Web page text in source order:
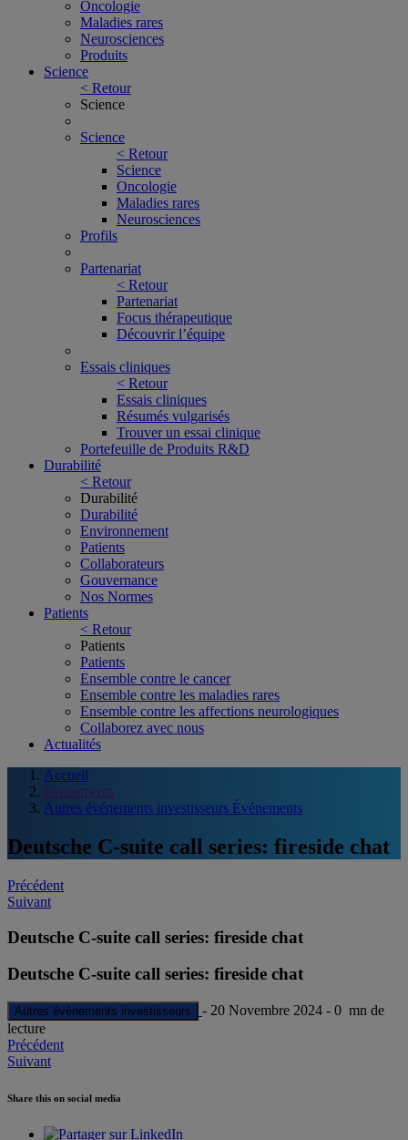
Oncologie
Maladies rares
Neurosciences
Produits
Science
< Retour
Science
Science
< Retour
Science
Oncologie
Maladies rares
Neurosciences
Profils
Partenariat
< Retour
Partenariat
Focus thérapeutique
Découvrir l’équipe
Essais cliniques
< Retour
Essais cliniques
Résumés vulgarisés
Trouver un essai clinique
Portefeuille de Produits R&D
Durabilité
< Retour
Durabilité
Durabilité
Environnement
Patients
Collaborateurs
Gouvernance
Nos Normes
Patients
< Retour
Patients
Patients
Ensemble contre le cancer
Ensemble contre les maladies rares
Ensemble contre les affections neurologiques
Collaborez avec nous
Actualités
Accueil
Événements
Autres événements investisseurs Événements
Deutsche C-suite call series: fireside chat
Post
navigation
Précédent
Suivant
Deutsche C-suite call series: fireside chat
Deutsche C-suite call series: fireside chat
Autres événements investisseurs - 20 Novembre 2024 - 0 mn de
lecture
Post
navigation
Précédent
Suivant
Share this on social media